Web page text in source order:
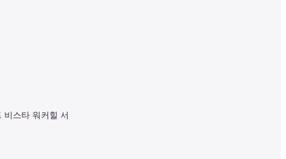
스타 워커힐 서